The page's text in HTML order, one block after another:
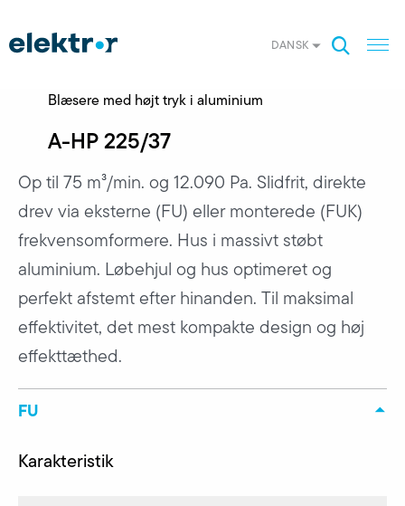
DANSK
Blæsere med højt tryk i aluminium
A-HP 225/37
Op til 75 m³/min. og 12.090 Pa. Slidfrit, direkte
drev via eksterne (FU) eller monterede (FUK)
frekvensomformere. Hus i massivt støbt
aluminium. Løbehjul og hus optimeret og
perfekt afstemt efter hinanden. Til maksimal
effektivitet, det mest kompakte design og høj
effekttæthed.
FU
Karakteristik